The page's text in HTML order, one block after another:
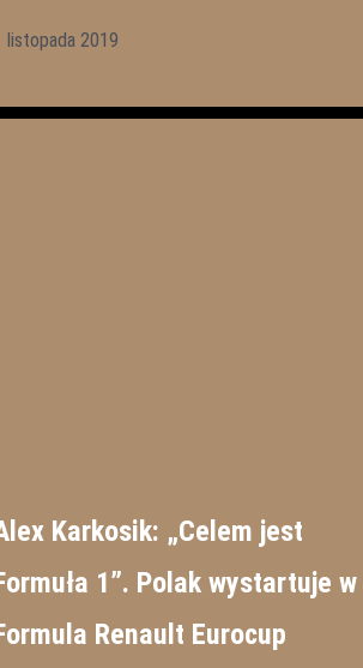
listopada 2019
Karkosik: „Celem jest
1”. Polak wystartuje w
Renault Eurocup